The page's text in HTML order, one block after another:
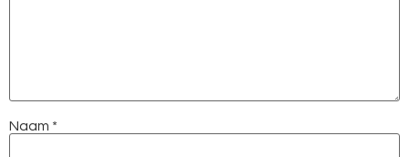
Naam *